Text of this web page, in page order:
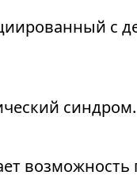
с
синдром.